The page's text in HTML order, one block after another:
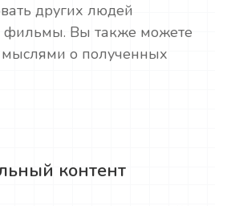
других людей
фильмы. Вы также можете
мыслями о полученных
контент